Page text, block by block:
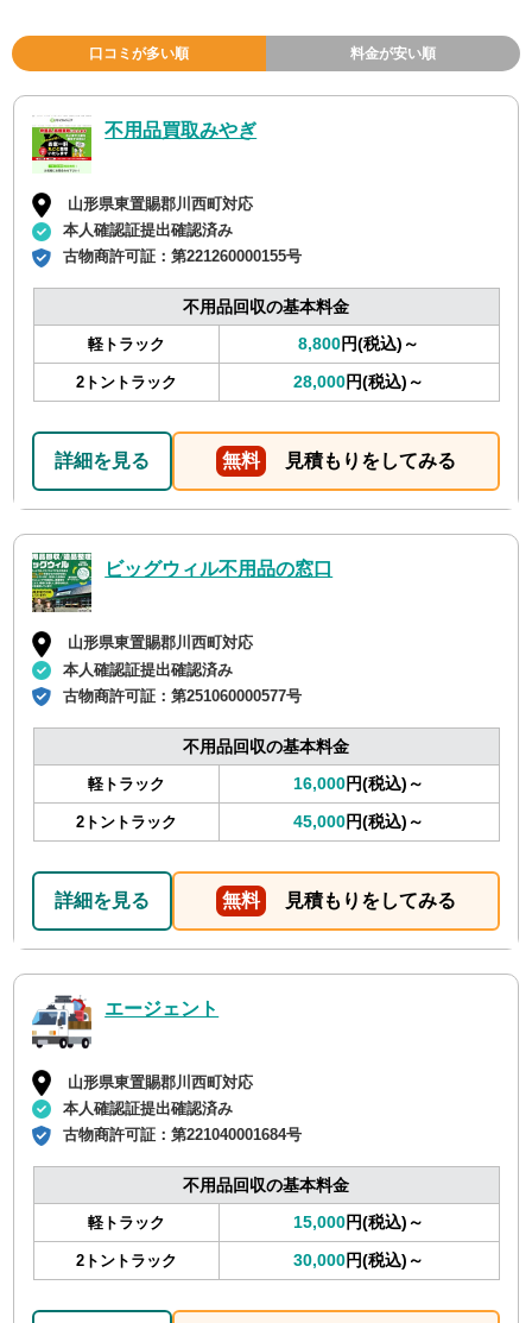
口コミが多い順 料金が安い順
不用品買取みやぎ
山形県東置賜郡川西町対応
本人確認証提出確認済み
古物商許可証：第221260000155号
不用品回収の基本料金
軽トラック 8,800円(税込)～
2トントラック 28,000円(税込)～
詳細を見る 無料 見積もりをしてみる
ビッグウィル不用品の窓口
山形県東置賜郡川西町対応
本人確認証提出確認済み
古物商許可証：第251060000577号
不用品回収の基本料金
軽トラック 16,000円(税込)～
2トントラック 45,000円(税込)～
詳細を見る 無料 見積もりをしてみる
エージェント
山形県東置賜郡川西町対応
本人確認証提出確認済み
古物商許可証：第221040001684号
不用品回収の基本料金
軽トラック 15,000円(税込)～
2トントラック 30,000円(税込)～